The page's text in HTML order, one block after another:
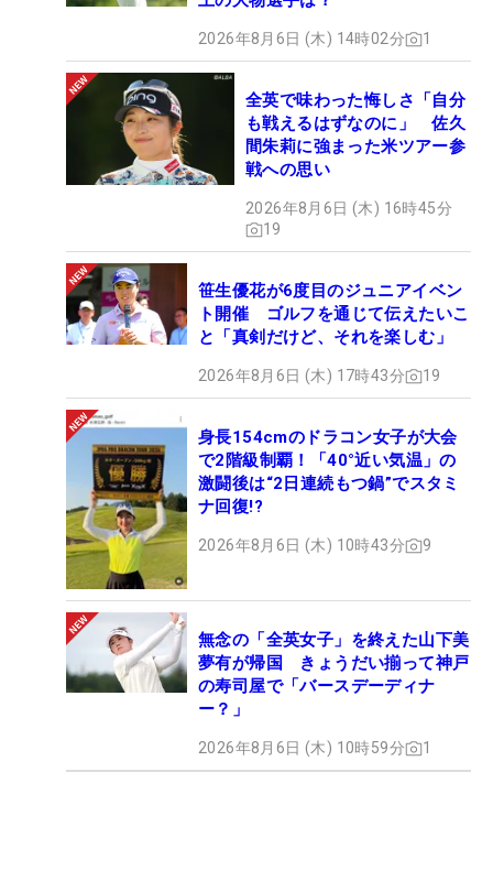
2026年8月6日 (木) 14時02分 1
全英で味わった悔しさ「自分
も戦えるはずなのに」 佐久
間朱莉に強まった米ツアー参
戦への思い
2026年8月6日 (木) 16時45分
19
笹生優花が6度目のジュニアイベン
ト開催 ゴルフを通じて伝えたいこ
と「真剣だけど、それを楽しむ」
2026年8月6日 (木) 17時43分 19
身長154cmのドラコン女子が大会
で2階級制覇！「40°近い気温」の
激闘後は“2日連続もつ鍋”でスタミ
ナ回復!?
2026年8月6日 (木) 10時43分 9
無念の「全英女子」を終えた山下美
夢有が帰国 きょうだい揃って神戸
の寿司屋で「バースデーディナ
ー？」
2026年8月6日 (木) 10時59分 1